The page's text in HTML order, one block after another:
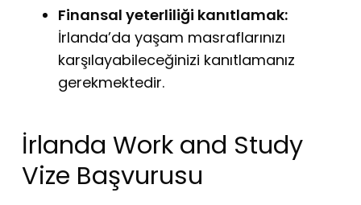
Finansal yeterliliği kanıtlamak:
İrlanda’da yaşam masraflarınızı
karşılayabileceğinizi kanıtlamanız
gerekmektedir.
İrlanda Work and Study
Vize Başvurusu